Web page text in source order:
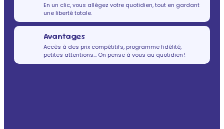
En un clic, vous allégez votre quotidien, tout en gardant
une liberté totale.
Avantages
Accès à des prix compétitifs, programme fidélité,
petites attentions… On pense à vous au quotidien !